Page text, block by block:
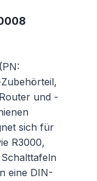
und -
sich für
R3000,
eine DIN-